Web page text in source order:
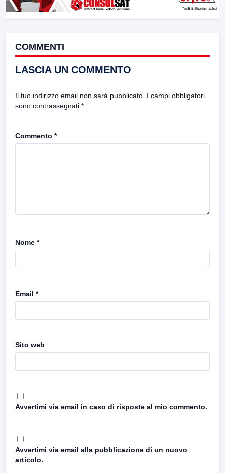
COMMENTI
LASCIA UN COMMENTO
Il tuo indirizzo email non sarà pubblicato. I campi obbligatori
sono contrassegnati *
Commento *
Nome *
Email *
Sito web
Avvertimi via email in caso di risposte al mio commento.
Avvertimi via email alla pubblicazione di un nuovo
articolo.